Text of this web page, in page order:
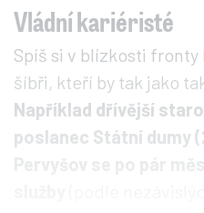
Vládní kariéristé
Spíš si v blízkosti
šíbři, kteří by tak jako
Například dřívější
poslanec Státní dumy